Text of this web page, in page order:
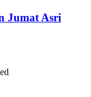
Jumat Asri